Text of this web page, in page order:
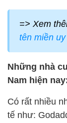
=> Xem
tên miền
Những nhà
Nam hiện
Có rất nhiều
tế như: